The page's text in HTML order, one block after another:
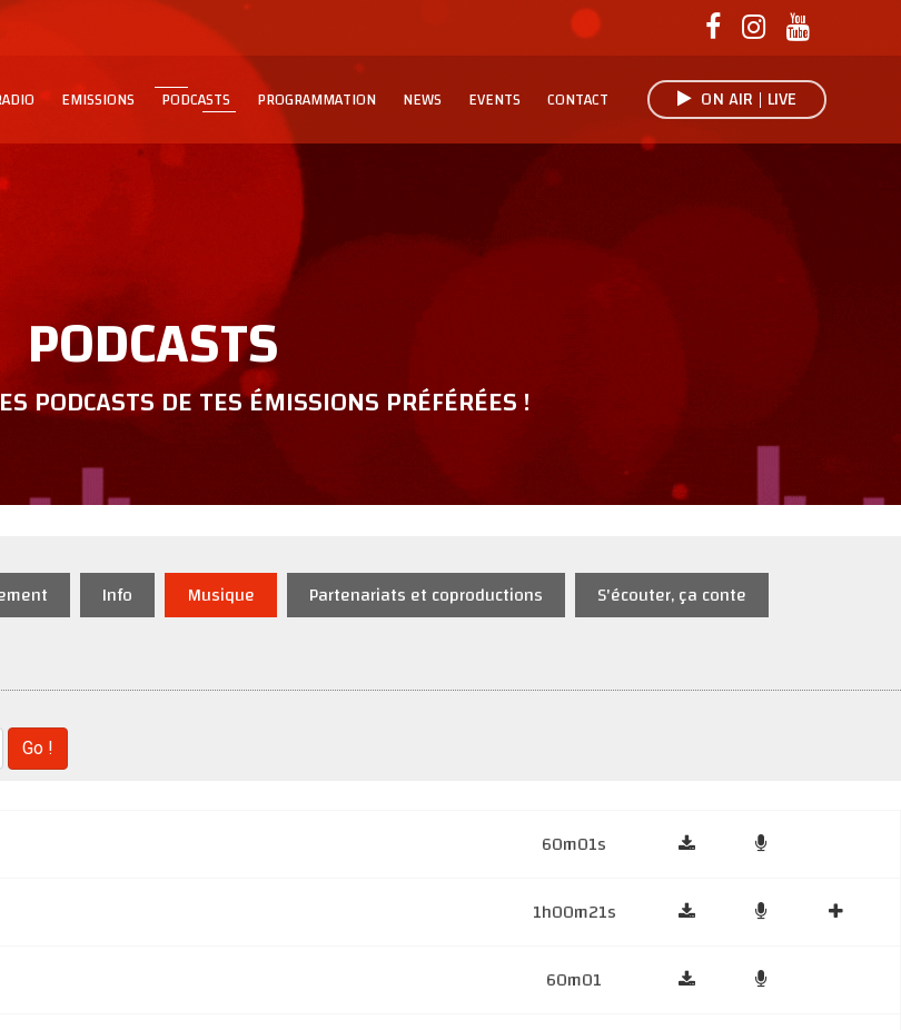
EMISSIONS PODCASTS PROGRAMMATION NEWS EVENTS CONTACT ON AIR | LIVE
PODCASTS
PODCASTS DE TES ÉMISSIONS PRÉFÉRÉES !
Info Musique Partenariats et coproductions
S'écouter, ça conte
Go !
60m01s
1h00m21s
60m01